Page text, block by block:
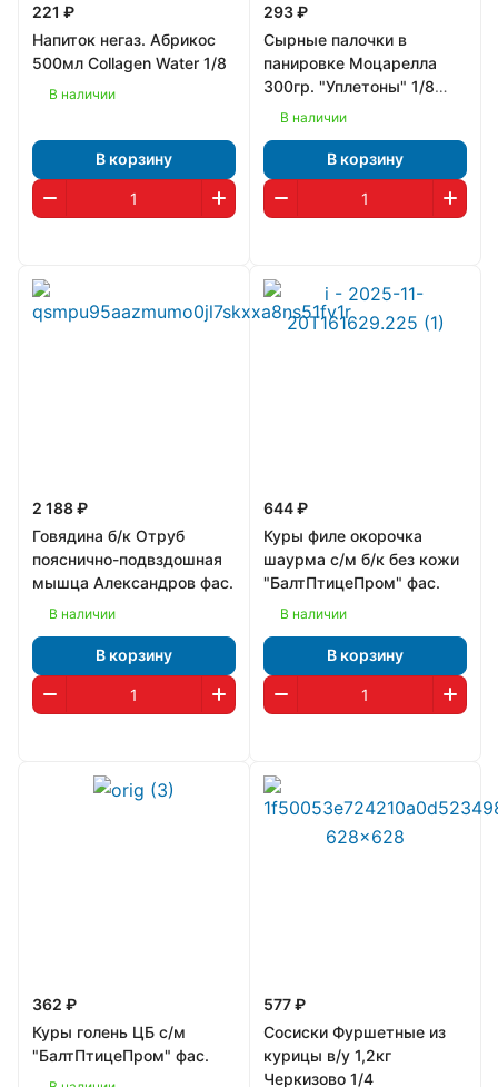
221 ₽
Напиток негаз. Абрикос
500мл Collagen Water 1/8
В наличии
В корзину
293 ₽
Сырные палочки в
панировке Моцарелла
300гр. "Уплетоны" 1/8
(1258)
В наличии
В корзину
2 188 ₽
Говядина б/к Отруб
пояснично-подвздошная
мышца Александров фас.
В наличии
В корзину
644 ₽
Куры филе окорочка
шаурма с/м б/к без кожи
"БалтПтицеПром" фас.
В наличии
В корзину
362 ₽
Куры голень ЦБ с/м
"БалтПтицеПром" фас.
577 ₽
Сосиски Фуршетные из
курицы в/у 1,2кг
Черкизово 1/4